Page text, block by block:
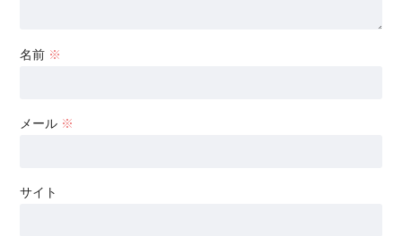
名前 ※
メール ※
サイト